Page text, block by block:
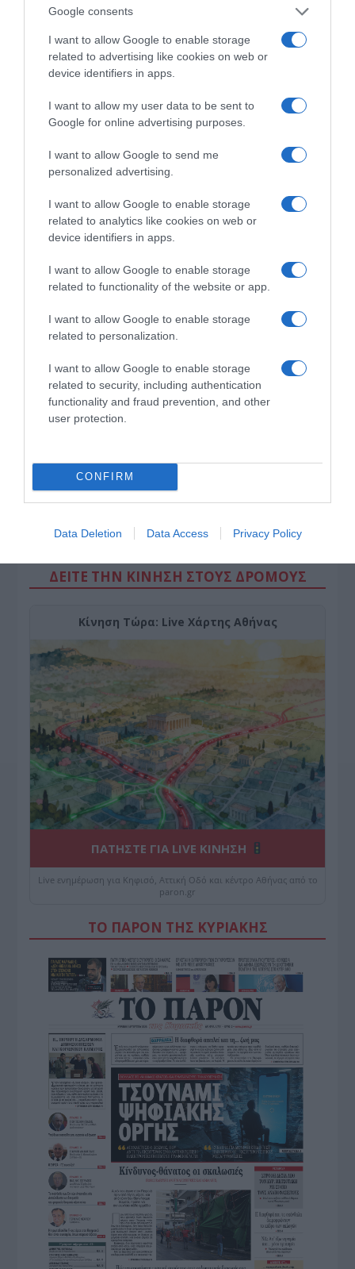
Google consents
I want to allow Google to enable storage
related to advertising like cookies on web or
device identifiers in apps.
I want to allow my user data to be sent to
Google for online advertising purposes.
I want to allow Google to send me
personalized advertising.
I want to allow Google to enable storage
related to analytics like cookies on web or
device identifiers in apps.
I want to allow Google to enable storage
related to functionality of the website or app.
I want to allow Google to enable storage
related to personalization.
I want to allow Google to enable storage
related to security, including authentication
functionality and fraud prevention, and other
user protection.
CONFIRM
Data Deletion Data Access Privacy Policy
ΡΟΗ ΕΙΔΗΣΕΩΝ
κυβέρνηση
Σωτήρος
Παναθηναϊκός – ΤΣΣΚΑ 1948 1-1: «Στραβοπάτημα»
στο ΟΑΚΑ
GSI: Στο έργο διασύνδεσης Ελλάδας-Κύπρου η
Meridiam
ΕΛ.Α.Σ Να μην πανηγυρίζει η κυβέρνηση για έργο
που έχει παγώσει εδώ και έναν χρόνο – Πότε θα
ΔΕΙΤΕ ΤΗΝ ΚΙΝΗΣΗ ΣΤΟΥΣ ΔΡΌΜΟΥΣ
Κίνηση Τώρα: Live Χάρτης Αθήνας
ΠΑΤΗΣΤΕ ΓΙΑ LIVE ΚΙΝΗΣΗ
Live ενημέρωση για Κηφισό, Αττική Οδό και κέντρο Αθήνας από το
paron.gr
ΤΟ ΠΑΡΟΝ ΤΗΣ ΚΥΡΙΑΚΗΣ